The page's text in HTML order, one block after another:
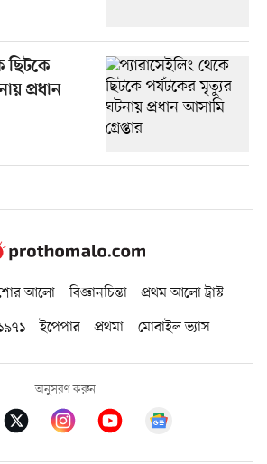
ছিটকে
প্রধান
আলো বিজ্ঞানচিন্তা
প্রথম আলো ট্রাস্ট
ইপেপার প্রথমা মোবাইল ভ্যাস
অনুসরণ করুন